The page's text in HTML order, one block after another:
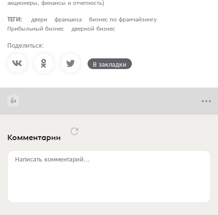
акционеры, финансы и отчетность)
ТЕГИ:
двери франшиза
бизнес по франчайзингу
Прибыльный бизнес
дверной бизнес
Поделиться:
В закладки
Комментарии
Написать комментарий...